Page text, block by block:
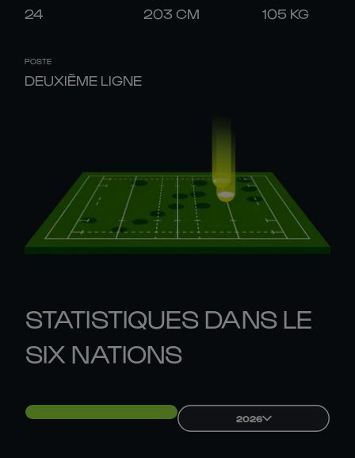
24 203 CM 105 KG
POSTE
DEUXIÈME LIGNE
STATISTIQUES DANS LE
SIX NATIONS
2026